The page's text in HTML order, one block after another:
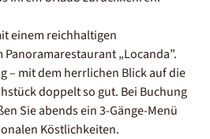
einem reichhaltigen
„Locanda”.
– mit dem herrlichen Blick auf die
doppelt so gut. Bei Buchung
Sie abends ein 3-Gänge-Menü
Köstlichkeiten.